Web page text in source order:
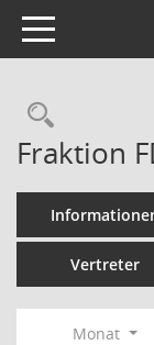
Toggle navigation
Fraktion
Vertreter
Monat